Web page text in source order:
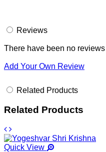
Reviews
There have been no reviews
Add Your Own Review
Related Products
Related Products
Quick View